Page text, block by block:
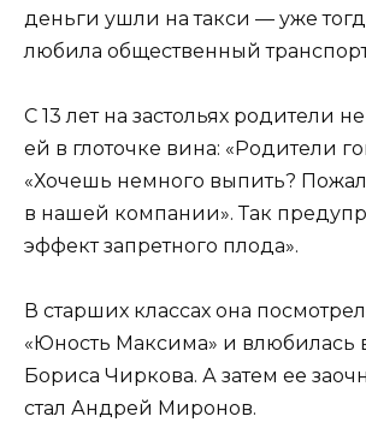
деньги ушли на такси — уже
любила общественный
С 13 лет на застольях родители
ей в глоточке вина: «Родители
«Хочешь немного выпить?
в нашей компании». Так
эффект запретного плода».
В старших классах она
«Юность Максима» и влюбилась
Бориса Чиркова. А затем ее
стал Андрей Миронов.